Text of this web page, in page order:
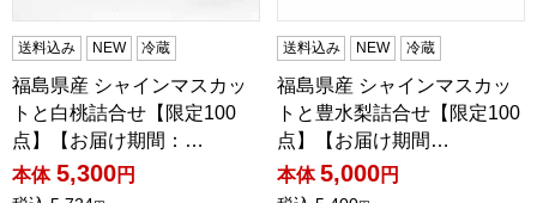
送料込み NEW 冷蔵
福島県産 シャインマスカッ
トと白桃詰合せ【限定100
点】【お届け期間：…
本体 5,300円
送料込み NEW 冷蔵
福島県産 シャインマスカッ
トと豊水梨詰合せ【限定100
点】【お届け期間…
本体 5,000円